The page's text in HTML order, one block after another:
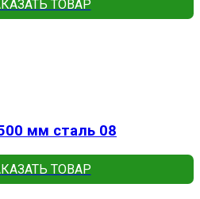
ТОВАР
мм сталь 08
ТОВАР